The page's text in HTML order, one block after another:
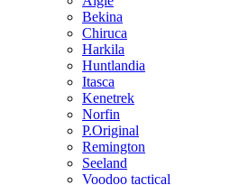
Bekina
Chiruсa
Harkila
Huntlandia
Itasca
Kenetrek
Norfin
P.Original
Remington
Seeland
Voodoo tactical